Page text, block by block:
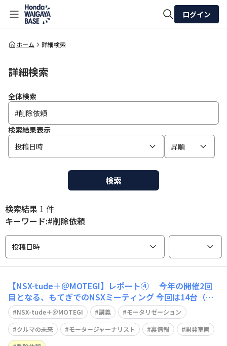
全体検索
ログイン
ホーム 詳細検索
詳細検索
全体検索
検索結果表示
投稿日時
昇順
検索
検索結果 1 件
キーワード:#削除依頼
投稿日時
【NSX-tude＋＠MOTEGI】レポート④ 今年の開催2回
目となる、もてぎでのNSXミーティング 今回は14台（う
ちS2000は3台）でした。 同伴者もがいるので19名でのイ
ベントです😀 先々週の鈴鹿のNSXミーティングが23台参
加を考えると もう少し、参加台数が欲しい所です。 午
前中は
NSX-tude＋＠MOTEGI 講義
モータリゼーション
クルマの未来
モータージャーナリスト 裏情報
開発車両